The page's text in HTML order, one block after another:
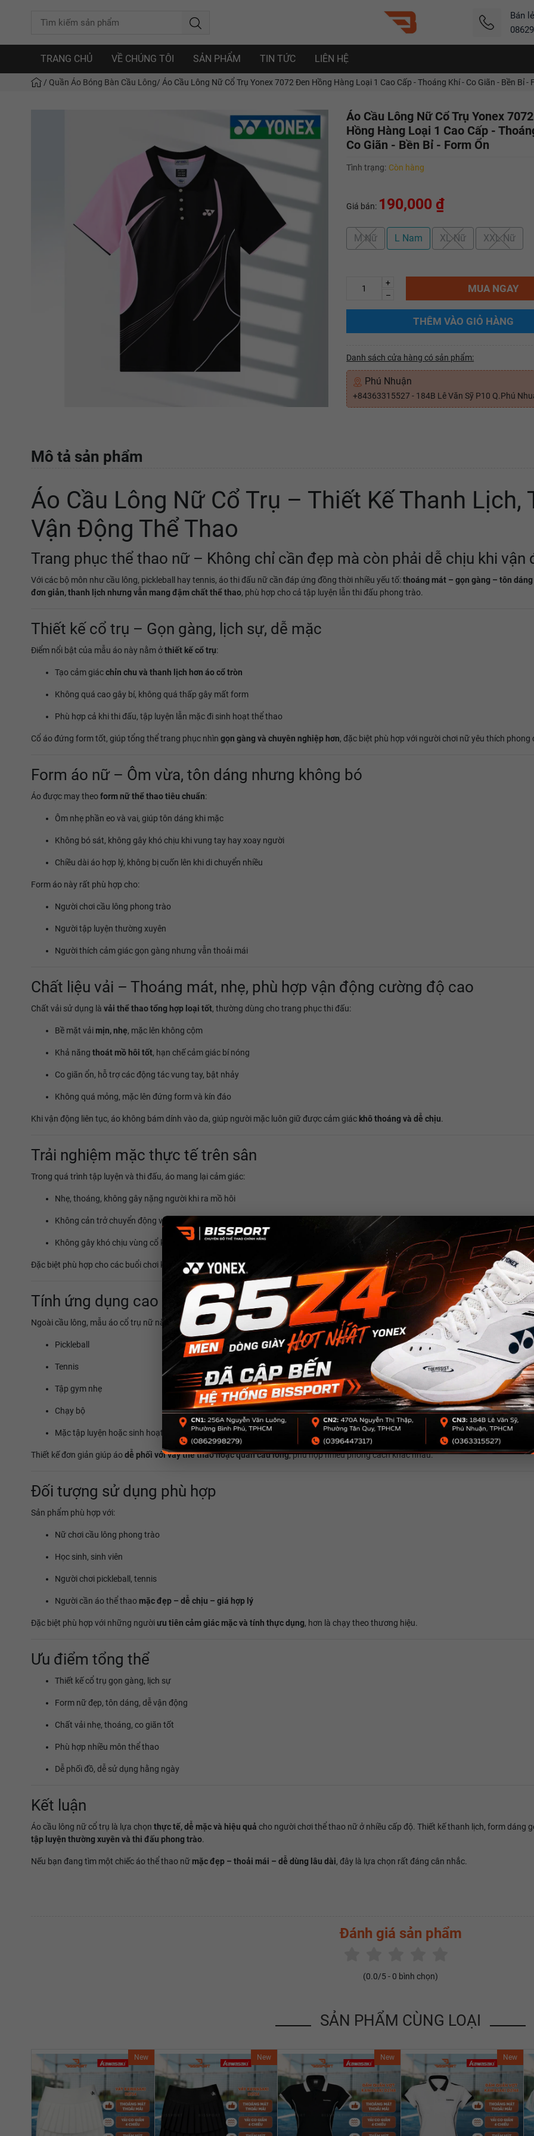
Bán
TRANG CHỦ VỀ CHÚNG TÔI SẢN PHẨM TIN TỨC LIÊN HỆ
/ Quần Áo Bóng Bàn Cầu Lông/ Áo Cầu Lông Nữ Cổ Trụ Yonex 7072 Đen Hồng Hàng Loại 1 Cao Cấp - Thoáng Khí - Co Giãn - Bền Bỉ -
Áo Cầu Lông Nữ Cổ Trụ Yonex
Hồng Hàng Loại 1 Cao Cấp -
Co Giãn - Bền Bỉ - Form Ổn
Tình trạng: Còn hàng
Giá bán: 190,000 ₫
M Nữ L Nam XL Nữ XXL Nữ
+
–
MUA NGAY
THÊM VÀO GIỎ HÀNG
Danh sách cửa hàng có sản phẩm:
Phú Nhuận
+84363315527 - 184B Lê Văn Sỹ P10 Q.Phú
Mô tả sản phẩm
Áo Cầu Lông Nữ Cổ Trụ – Thiết Kế Thanh Lịch,
Vận Động Thể Thao
Trang phục thể thao nữ – Không chỉ cần đẹp mà còn phải dễ chịu khi vận
Với các bộ môn như cầu lông, pickleball hay tennis, áo thi đấu nữ cần đáp ứng đồng thời nhiều yếu tố:thoáng mát – gọn gàng – tôn
đơn giản, thanh lịch nhưng vẫn mang đậm chất thể thao, phù hợp cho cả tập luyện lẫn thi đấu phong trào.
Thiết kế cổ trụ – Gọn gàng, lịch sự, dễ mặc
Điểm nổi bật của mẫu áo này nằm ởthiết kế cổ trụ:
Tạo cảm giácchỉn chu và thanh lịch hơn áo cổ tròn
Không quá cao gây bí, không quá thấp gây mất form
Phù hợp cả khi thi đấu, tập luyện lẫn mặc đi sinh hoạt thể thao
Cổ áo đứng form tốt, giúp tổng thể trang phục nhìn gọn gàng và chuyên nghiệp hơn, đặc biệt phù hợp với người chơi nữ yêu thích
Form áo nữ – Ôm vừa, tôn dáng nhưng không bó
Áo được may theoform nữ thể thao tiêu chuẩn:
Ôm nhẹ phần eo và vai, giúp tôn dáng khi mặc
Không bó sát, không gây khó chịu khi vung tay hay xoay người
Chiều dài áo hợp lý, không bị cuốn lên khi di chuyển nhiều
Form áo này rất phù hợp cho:
Người chơi cầu lông phong trào
Người tập luyện thường xuyên
Người thích cảm giác gọn gàng nhưng vẫn thoải mái
Chất liệu vải – Thoáng mát, nhẹ, phù hợp vận động cường độ cao
Chất vải sử dụng là vải thể thao tổng hợp loại tốt, thường dùng cho trang phục thi đấu:
Bề mặt vải mịn, nhẹ, mặc lên không cộm
Khả năng thoát mồ hôi tốt, hạn chế cảm giác bí nóng
Co giãn ổn, hỗ trợ các động tác vung tay, bật nhảy
Không quá mỏng, mặc lên đứng form và kín đáo
Khi vận động liên tục, áo không bám dính vào da, giúp người mặc luôn giữ được cảm giác khô thoáng và dễ chịu.
Trải nghiệm mặc thực tế trên sân
Trong quá trình tập luyện và thi đấu, áo mang lại cảm giác:
Nhẹ, thoáng, không gây nặng người khi ra mồ hôi
Không cản trở chuyển động vai và cánh tay
Không gây khó chịu vùng cổ khi cúi người hay đánh cầu cao
Đặc biệt phù hợp cho các buổi chơi kéo dài1–2 tiếng hoặc hơn , nhất là trong điều kiện thời tiết nóng.
Tính ứng dụng cao – Không chỉ dành cho cầu lông
Ngoài cầu lông, mẫu áo cổ trụ nữ này còn phù hợp với:
Pickleball
Tennis
Tập gym nhẹ
Chạy bộ
Mặc tập luyện hoặc sinh hoạt thể thao hằng ngày
Thiết kế đơn giản giúp áodễ phối với váy thể thao hoặc quần cầu lông, phù hợp nhiều phong cách khác nhau.
Đối tượng sử dụng phù hợp
Sản phẩm phù hợp với:
Nữ chơi cầu lông phong trào
Học sinh, sinh viên
Người chơi pickleball, tennis
Người cần áo thể thao mặc đẹp – dễ chịu – giá hợp lý
Đặc biệt phù hợp với những ngườiưu tiên cảm giác mặc và tính thực dụng, hơn là chạy theo thương hiệu.
Ưu điểm tổng thể
Thiết kế cổ trụ gọn gàng, lịch sự
Form nữ đẹp, tôn dáng, dễ vận động
Chất vải nhẹ, thoáng, co giãn tốt
Phù hợp nhiều môn thể thao
Dễ phối đồ, dễ sử dụng hằng ngày
Kết luận
Áo cầu lông nữ cổ trụ là lựa chọn thực tế, dễ mặc và hiệu quả cho người chơi thể thao nữ ở nhiều cấp độ. Thiết kế thanh lịch, form
tập luyện thường xuyên và thi đấu phong trào.
Nếu bạn đang tìm một chiếc áo thể thao nữ mặc đẹp – thoải mái – dễ dùng lâu dài, đây là lựa chọn rất đáng cân nhắc.
Đánh giá sản phẩm
(0.0/5 - 0 bình chọn)
SẢN PHẨM CÙNG LOẠI
New New New New